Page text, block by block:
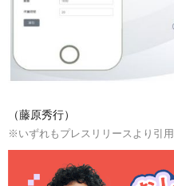
（藤原秀行）
※いずれもプレスリリースより引用